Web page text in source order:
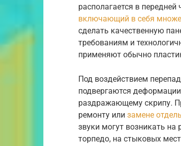
располагается в
включающий в себя
сделать качественную
требованиям и
применяют обычно
Под воздействием
подвергаются
раздражающему скрипу.
ремонту или замене
звуки могут возникать
торпедо, на стыковых